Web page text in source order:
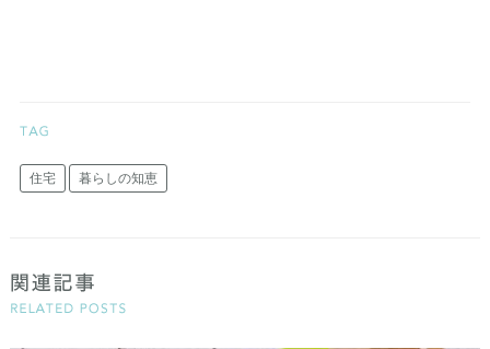
住宅 暮らしの知恵